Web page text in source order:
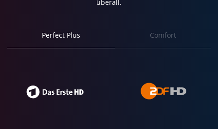
überall.
Perfect Plus Comfort